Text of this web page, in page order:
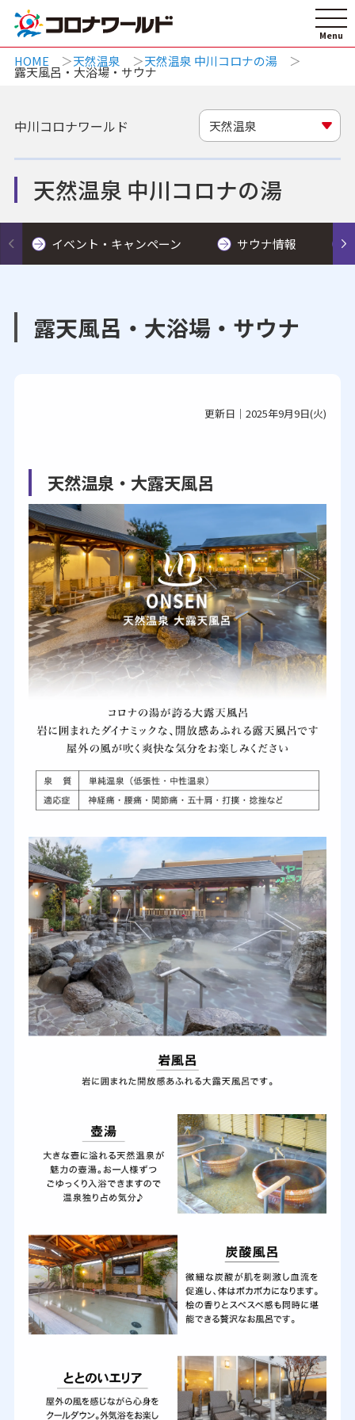
HOME 天然温泉 天然温泉 中川コロナの湯
露天風呂・大浴場・サウナ
天然温泉 中川コロナの湯
中川コロナワールド 天然温泉
イベント・キャンペーン サウナ情報
露天風呂・大浴場・サウナ
更新日｜2025年9月9日(火)
天然温泉・大露天風呂